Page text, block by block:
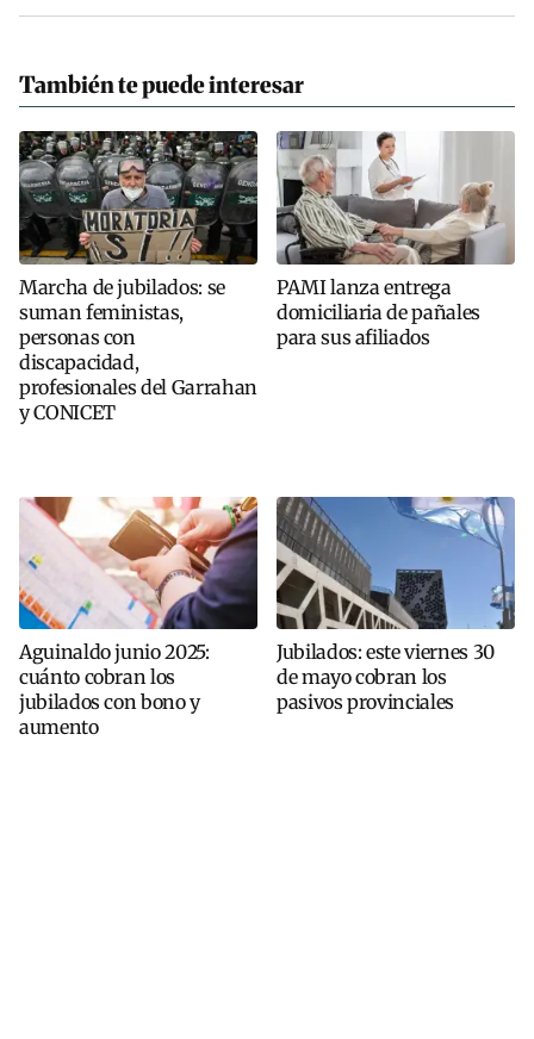
También te puede interesar
Marcha de jubilados: se
suman feministas,
personas con
discapacidad,
profesionales del Garrahan
y CONICET
PAMI lanza entrega
domiciliaria de pañales
para sus afiliados
Aguinaldo junio 2025:
cuánto cobran los
jubilados con bono y
aumento
Jubilados: este viernes 30
de mayo cobran los
pasivos provinciales